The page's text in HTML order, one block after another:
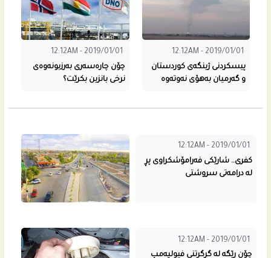
12:12AM - 2019/01/01
پیسكردنى ژینگه‌ى كوردستان
و گه‌رمیان به‌هۆی نه‌وته‌وه‌
12:12AM - 2019/01/01
چۆن چاره‌سه‌رى به‌رزبونه‌وه‌ى
نرخی بانزین بكرێت؟
12:12AM - 2019/01/01
كفری.. شارێکی فەرامۆشکراوی پڕ
لە درامەتی سروشتی
12:12AM - 2019/01/01
چۆن رێگه‌ له‌ گڕگرتنى فیولپه‌مپ